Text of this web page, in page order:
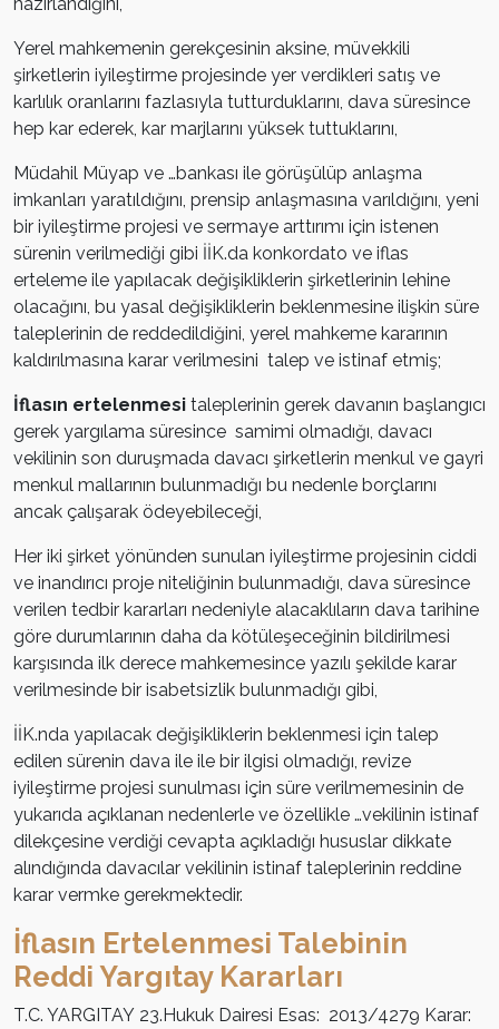
Yerel mahkemenin gerekçesinin aksine, müvekkili
şirketlerin iyileştirme projesinde yer verdikleri satış ve
karlılık oranlarını fazlasıyla tutturduklarını, dava süresince
hep kar ederek, kar marjlarını yüksek tuttuklarını,
Müdahil Müyap ve …bankası ile görüşülüp anlaşma
imkanları yaratıldığını, prensip anlaşmasına varıldığını, yeni
bir iyileştirme projesi ve sermaye arttırımı için istenen
sürenin verilmediği gibi İİK.da konkordato ve iflas
erteleme ile yapılacak değişikliklerin şirketlerinin lehine
olacağını, bu yasal değişikliklerin beklenmesine ilişkin süre
taleplerinin de reddedildiğini, yerel mahkeme kararının
kaldırılmasına karar verilmesini talep ve istinaf etmiş;
İflasın ertelenmesi taleplerinin gerek davanın başlangıcı
gerek yargılama süresince samimi olmadığı, davacı
vekilinin son duruşmada davacı şirketlerin menkul ve gayri
menkul mallarının bulunmadığı bu nedenle borçlarını
ancak çalışarak ödeyebileceği,
Her iki şirket yönünden sunulan iyileştirme projesinin ciddi
ve inandırıcı proje niteliğinin bulunmadığı, dava süresince
verilen tedbir kararları nedeniyle alacaklıların dava tarihine
göre durumlarının daha da kötüleşeceğinin bildirilmesi
karşısında ilk derece mahkemesince yazılı şekilde karar
verilmesinde bir isabetsizlik bulunmadığı gibi,
İİK.nda yapılacak değişikliklerin beklenmesi için talep
edilen sürenin dava ile ile bir ilgisi olmadığı, revize
iyileştirme projesi sunulması için süre verilmemesinin de
yukarıda açıklanan nedenlerle ve özellikle …vekilinin istinaf
dilekçesine verdiği cevapta açıkladığı hususlar dikkate
alındığında davacılar vekilinin istinaf taleplerinin reddine
karar vermke gerekmektedir.
İflasın Ertelenmesi Talebinin
Reddi Yargıtay Kararları
T.C. YARGITAY 23.Hukuk Dairesi Esas: 2013/4279 Karar: